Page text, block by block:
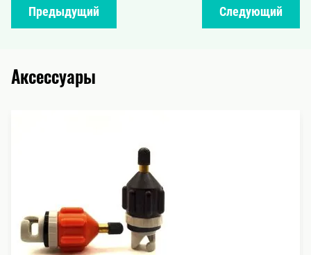
Предыдущий Следующий
Аксессуары